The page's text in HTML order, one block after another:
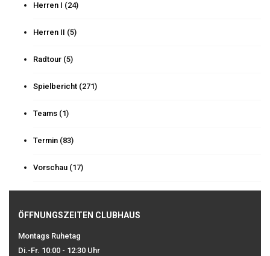
Herren I (24)
Herren II (5)
Radtour (5)
Spielbericht (271)
Teams (1)
Termin (83)
Vorschau (17)
ÖFFNUNGSZEITEN CLUBHAUS
Montags Ruhetag
Di.-Fr. 10:00 - 12:30 Uhr